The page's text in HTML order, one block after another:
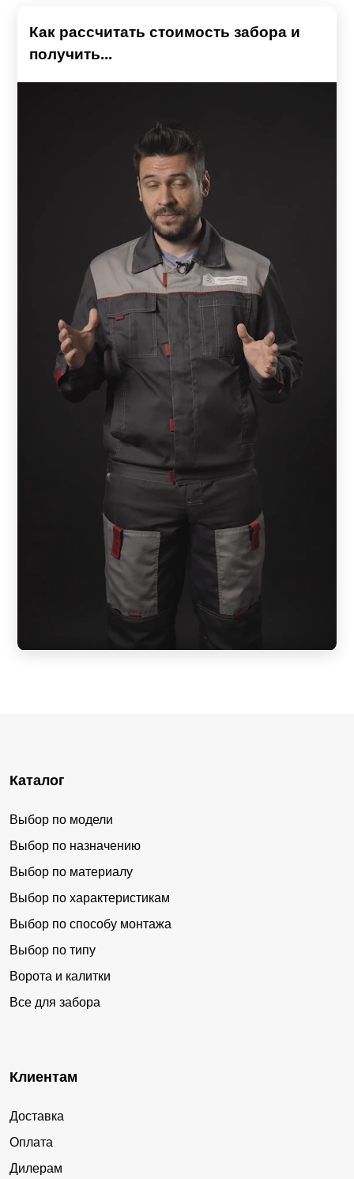
Как рассчитать стоимость забора и
получить...
Каталог
Выбор по модели
Выбор по назначению
Выбор по материалу
Выбор по характеристикам
Выбор по способу монтажа
Выбор по типу
Ворота и калитки
Все для забора
Клиентам
Доставка
Оплата
Дилерам